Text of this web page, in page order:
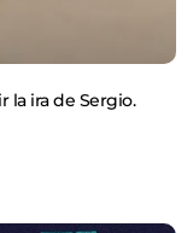
la ira de Sergio.